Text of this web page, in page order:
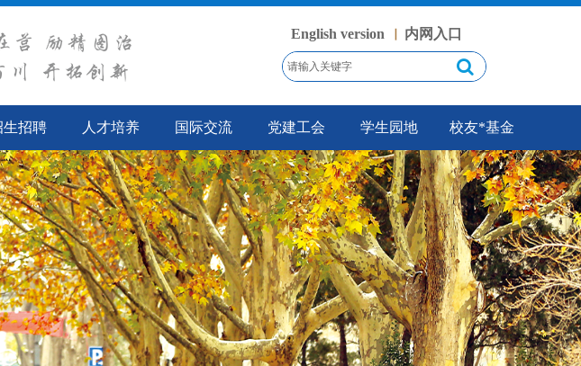
English version 内网入口
生招聘 人才培养 国际交流 党建工会 学生园地 校友*基金